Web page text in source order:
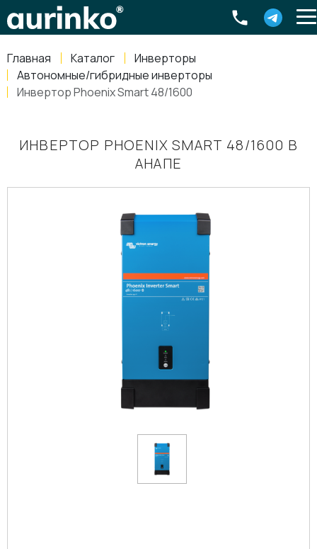
Главная Каталог
Инверторы
Автономные/гибридные инверторы
Инвертор Phoenix Smart 48/1600
ИНВЕРТОР PHOENIX SMART 48/1600 В
АНАПЕ
Россия, Свердловская область Екатеринбург ,
8-800-770-79-40